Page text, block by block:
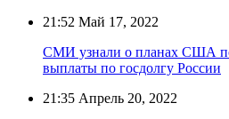
21:52 Май 17, 2022
СМИ узнали о планах США
выплаты по госдолгу России
21:35 Апрель 20, 2022